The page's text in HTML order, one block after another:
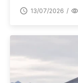
13/07/2026